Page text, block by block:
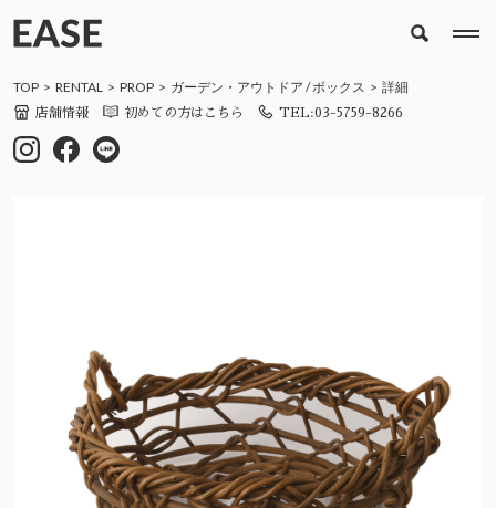
TOP RENTAL PROP ガーデン・アウトドア /ボックス 詳細
店舗情報 初めての方はこちら TEL:03-5759-8266